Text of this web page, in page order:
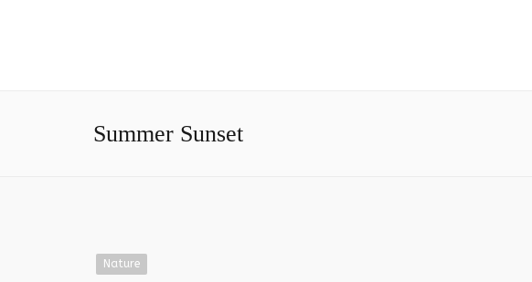
Summer Sunset
Nature